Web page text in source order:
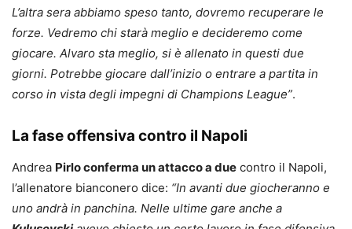
L’altra sera abbiamo speso tanto, dovremo recuperare le
forze. Vedremo chi starà meglio e decideremo come
giocare. Alvaro sta meglio, si è allenato in questi due
giorni. Potrebbe giocare dall’inizio o entrare a partita in
corso in vista degli impegni di Champions League”.
La fase offensiva contro il Napoli
Andrea Pirlo conferma un attacco a due contro il Napoli,
l’allenatore bianconero dice: “In avanti due giocheranno e
uno andrà in panchina. Nelle ultime gare anche a